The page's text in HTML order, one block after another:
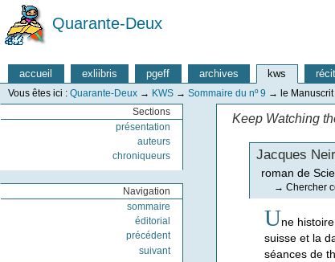
Quarante-Deux
accueil exliibris pgeff archives kws
Vous êtes ici : Quarante-Deux → KWS → Sommaire du nº 9 → le
Sections
présentation
auteurs
chroniqueurs
Navigation
sommaire
éditorial
précédent
suivant
Keep Watching
Jacques
roman de
→ Chercher
Une
suisse et la
séances de